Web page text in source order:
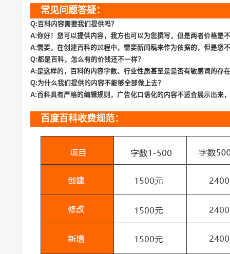
常见问题答疑：
Q:百科内容需要我们提供吗？
A:你好！您可以提供内容，我方也可以为您撰写，但是两者价格是
A:需要，在创建百科的过程中，需要新闻稿来作为依据的，但是您
Q:都是百科，怎么有的价钱还不一样？
A:是这样的，百科的内容字数、行业性质甚至是是否有敏感词的存
Q:为什么我们提供的内容不能够全部做上去？
A:百科具有严格的编辑规则，广告化口语化的内容不适合展示出来
百度百科收费规范：